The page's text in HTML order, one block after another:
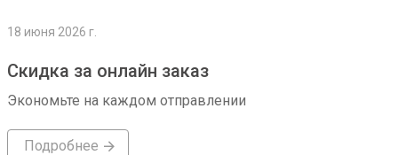
18 июня 2026 г.
Скидка за онлайн заказ
Экономьте на каждом отправлении
Подробнее